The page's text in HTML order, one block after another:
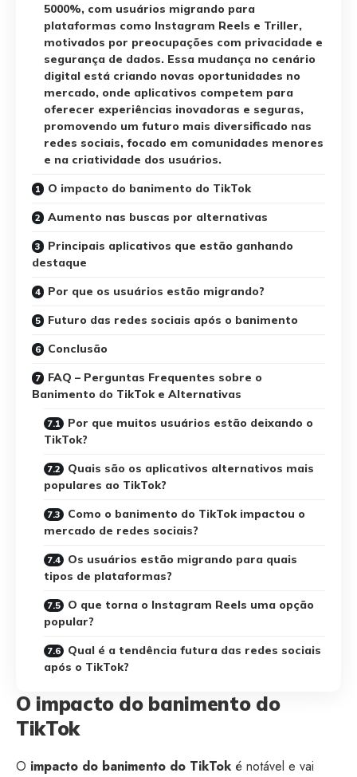
5000%, com usuários migrando para
plataformas como Instagram Reels e Triller,
motivados por preocupações com privacidade e
segurança de dados. Essa mudança no cenário
digital está criando novas oportunidades no
mercado, onde aplicativos competem para
oferecer experiências inovadoras e seguras,
promovendo um futuro mais diversificado nas
redes sociais, focado em comunidades menores
e na criatividade dos usuários.
O impacto do banimento do TikTok
Aumento nas buscas por alternativas
Principais aplicativos que estão ganhando
destaque
Por que os usuários estão migrando?
Futuro das redes sociais após o banimento
Conclusão
FAQ – Perguntas Frequentes sobre o
Banimento do TikTok e Alternativas
Por que muitos usuários estão deixando o
TikTok?
Quais são os aplicativos alternativos mais
populares ao TikTok?
Como o banimento do TikTok impactou o
mercado de redes sociais?
Os usuários estão migrando para quais
tipos de plataformas?
O que torna o Instagram Reels uma opção
popular?
Qual é a tendência futura das redes sociais
após o TikTok?
O impacto do banimento do
TikTok
O impacto do banimento do TikTok é notável e vai